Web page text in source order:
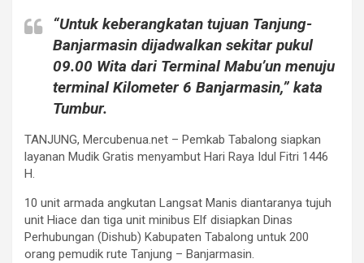
“Untuk keberangkatan tujuan Tanjung-
Banjarmasin dijadwalkan sekitar pukul
09.00 Wita dari Terminal Mabu’un menuju
terminal Kilometer 6 Banjarmasin,” kata
Tumbur.
TANJUNG, Mercubenua.net – Pemkab Tabalong siapkan
layanan Mudik Gratis menyambut Hari Raya Idul Fitri 1446
H.
10 unit armada angkutan Langsat Manis diantaranya tujuh
unit Hiace dan tiga unit minibus Elf disiapkan Dinas
Perhubungan (Dishub) Kabupaten Tabalong untuk 200
orang pemudik rute Tanjung – Banjarmasin.